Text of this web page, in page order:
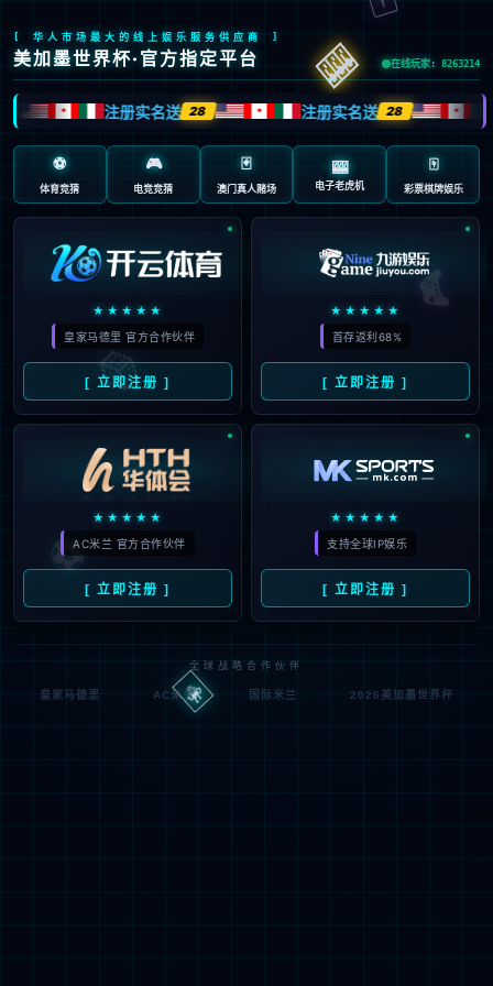
页面错误！请稍后再试～
V5.0.9 { 十年磨一剑-为API开发设计的高性能框架 }